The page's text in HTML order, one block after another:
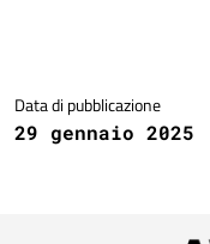
Data di pubblicazione
29 gennaio 2025